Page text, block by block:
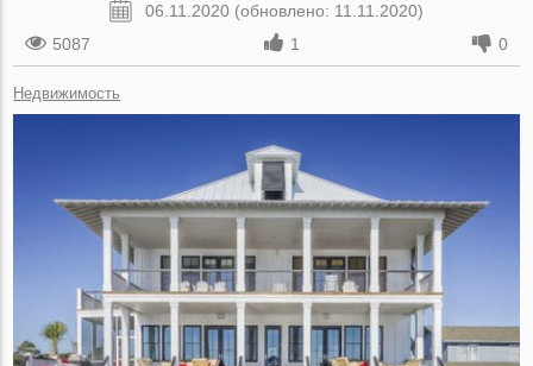
06.11.2020 (обновлено: 11.11.2020)
5087
1 0
Недвижимость